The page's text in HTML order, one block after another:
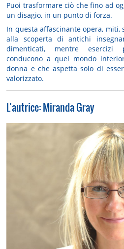
Puoi trasformare ciò che fino ad
un disagio, in un punto di forza.
In questa affascinante opera, miti,
alla scoperta di antichi
dimenticati, mentre esercizi
conducono a quel mondo
donna e che aspetta solo di
valorizzato.
L’autrice: Miranda Gray